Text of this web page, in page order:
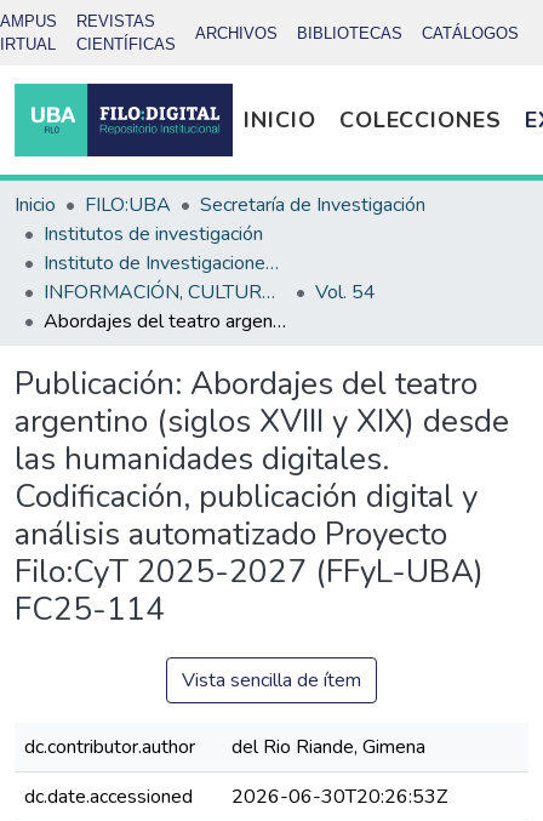
REVISTAS
CIENTÍFICAS
ARCHIVOS BIBLIOTECAS CATÁLOGOS
INICIO COLECCIONES
Inicio FILO:UBA
Secretaría de Investigación
Institutos de investigación
Instituto de Investigaciones Bibliotecológicas (INIBI)
INFORMACIÓN, CULTURA Y SOCIEDAD: revista del Inibi
Vol. 54
Abordajes del teatro argentino (siglos XVIII y XIX) desde las humanidades digitales. Codificación, publicación digital y análisis automatizado Proyecto Filo:CyT 2025-2027 (FFyL-UBA) FC25-114
Publicación: Abordajes del teatro
argentino (siglos XVIII y XIX) desde
las humanidades digitales.
Codificación, publicación digital y
análisis automatizado Proyecto
Filo:CyT 2025-2027 (FFyL-UBA)
FC25-114
Vista sencilla de ítem
dc.contributor.author
del Rio Riande, Gimena
dc.date.accessioned
2026-06-30T20:26:53Z